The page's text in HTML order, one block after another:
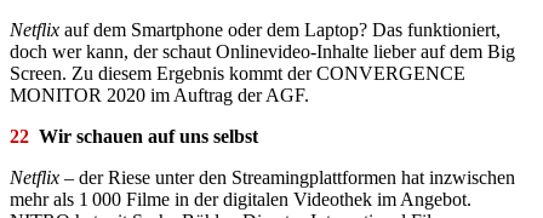
Netflix auf dem Smartphone oder dem Laptop? Das funk­tioniert,
doch wer kann, der schaut Onlinevideo-Inhalte lieber auf dem Big
Screen. Zu diesem Ergebnis kommt der CONVERGENCE
MONITOR 2020 im Auftrag der AGF.
22 Wir schauen auf uns selbst
Netflix – der Riese unter den Streamingplattformen hat inzwischen
mehr als 1 000 Filme in der digitalen Videothek im Angebot.